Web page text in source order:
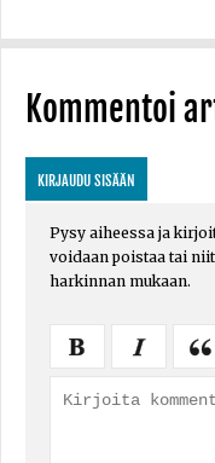
Kommentoi
KIRJAUDU SISÄÄN
Pysy aiheessa ja
voidaan poistaa tai
harkinnan mukaan.